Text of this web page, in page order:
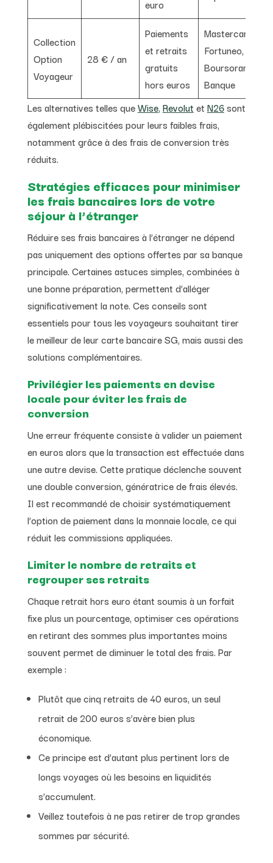
euro
Collection
Option
Voyageur
28 € / an
Paiements
et retraits
gratuits
hors euros
Mastercard
Fortuneo,
Boursorama
Banque
Les alternatives telles queWise, Revolut et N26sont
également plébiscitées pour leurs faibles frais,
notamment grâce à des frais de conversion très
réduits.
Stratégies efficaces pour minimiser
les frais bancaires lors de votre
séjour à l’étranger
Réduire ses frais bancaires à l’étranger ne dépend
pas uniquement des options offertes par sa banque
principale. Certaines astuces simples, combinées à
une bonne préparation, permettent d’alléger
significativement la note. Ces conseils sont
essentiels pour tous les voyageurs souhaitant tirer
le meilleur de leur carte bancaire SG, mais aussi des
solutions complémentaires.
Privilégier les paiements en devise
locale pour éviter les frais de
conversion
Une erreur fréquente consiste à valider un paiement
en euros alors que la transaction est effectuée dans
une autre devise. Cette pratique déclenche souvent
une double conversion, génératrice de frais élevés.
Il est recommandé de choisir systématiquement
l’option de paiement dans la monnaie locale, ce qui
réduit les commissions appliquées.
Limiter le nombre de retraits et
regrouper ses retraits
Chaque retrait hors euro étant soumis à un forfait
fixe plus un pourcentage, optimiser ces opérations
en retirant des sommes plus importantes moins
souvent permet de diminuer le total des frais. Par
exemple :
Plutôt que cinq retraits de 40 euros, un seul
retrait de 200 euros s’avère bien plus
économique.
Ce principe est d’autant plus pertinent lors de
longs voyages où les besoins en liquidités
s’accumulent.
Veillez toutefois à ne pas retirer de trop grandes
sommes par sécurité.